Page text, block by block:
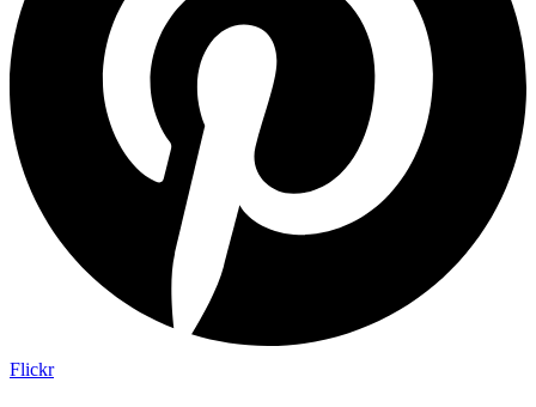
Flickr